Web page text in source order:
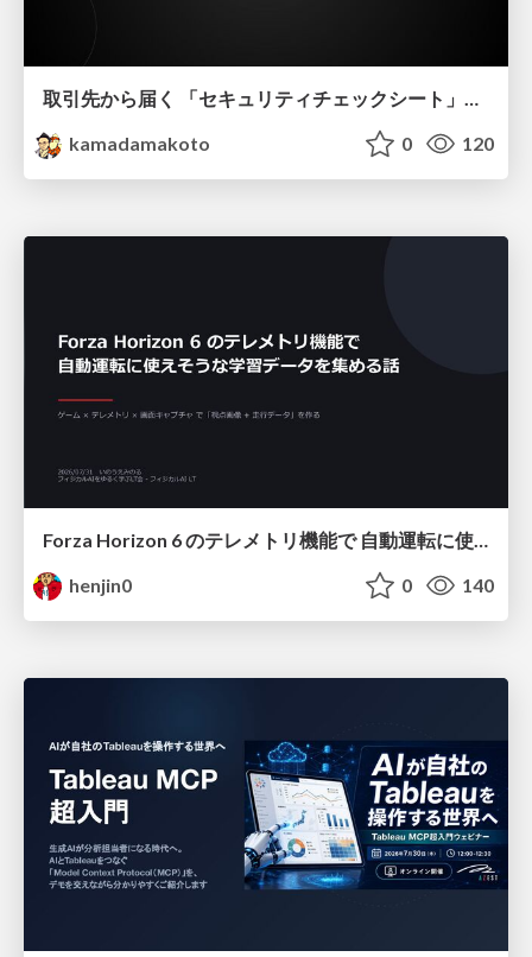
取引先から届く 「セキュリティチェックシート」の読み解き方
kamadamakoto
0 120
Forza Horizon 6 のテレメトリ機能で 自動運転に使えそうな学習データを集める話
henjin0
0 140